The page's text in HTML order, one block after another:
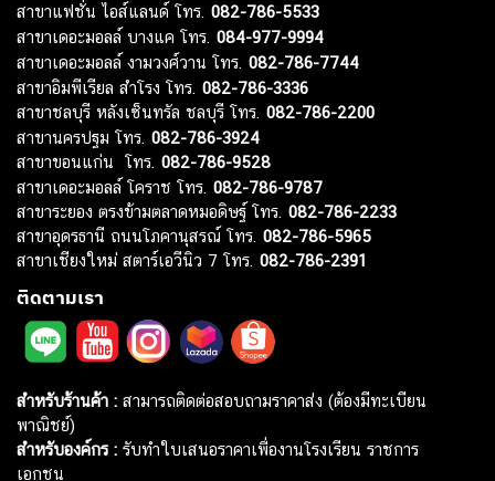
สาขาแฟชั่น ไอส์แลนด์ โทร. 082-786-5533
สาขาเดอะมอลล์ บางแค โทร. 084-977-9994
สาขาเดอะมอลล์ งามวงศ์วาน โทร. 082-786-7744
สาขาอิมพีเรียล สำโรง โทร. 082-786-3336
สาขาชลบุรี หลังเซ็นทรัล ชลบุรี โทร. 082-786-2200
สาขานครปฐม โทร. 082-786-3924
สาขาขอนแก่น โทร. 082-786-9528
สาขาเดอะมอลล์ โคราช โทร. 082-786-9787
สาขาระยอง ตรงข้ามตลาดหมอดิษฐ์ โทร. 082-786-2233
สาขาอุดรธานี ถนนโภคานุสรณ์ โทร. 082-786-5965
สาขาเชียงใหม่ สตาร์เอวีนิว 7 โทร. 082-786-2391
ติดตามเรา
สำหรับร้านค้า : สามารถติดต่อสอบถามราคาส่ง (ต้องมีทะเบียน
พาณิชย์)
สำหรับองค์กร : รับทำใบเสนอราคาเพื่องานโรงเรียน ราชการ
เอกชน